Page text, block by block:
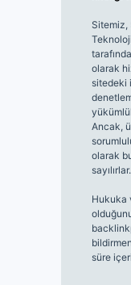
Sitemiz,
olarak
sitedeki
Ancak,
olarak
sayılırlar.
Hukuka
süre